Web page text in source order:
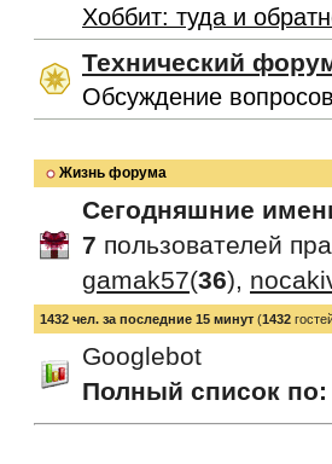
Хоббит: туда и
Технический
Обсуждение
Жизнь форума
Сегодняшние
7 пользователей
gamak57(36),
1432 чел. за последние 15 минут (1432
Googlebot
Полный список по: